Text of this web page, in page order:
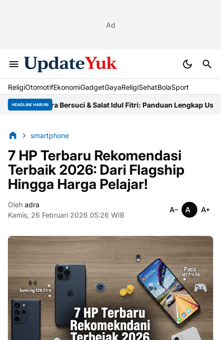
Ad
ReligiOtomotifEkonomiGadgetGayaReligiSehatBolaSport
HEADLINE HARI INI
Tata Cara Bersuci & Salat Idul Fitri: Panduan Lengkap UstazNiat
smartphone
7 HP Terbaru Rekomendasi
Terbaik 2026: Dari Flagship
Hingga Harga Pelajar!
Oleh adra
Kamis, 26 Februari 2026 05:26 WIB